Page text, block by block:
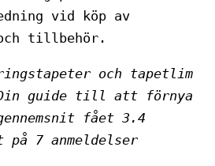
vid köp av
tillbehör.
och tapetlim
Din guide till att förnya
fået 3.4
på 7 anmeldelser